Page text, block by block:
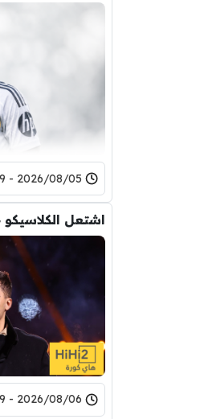
2026/08/05 - 13:59
2026/08/06 - 01:29